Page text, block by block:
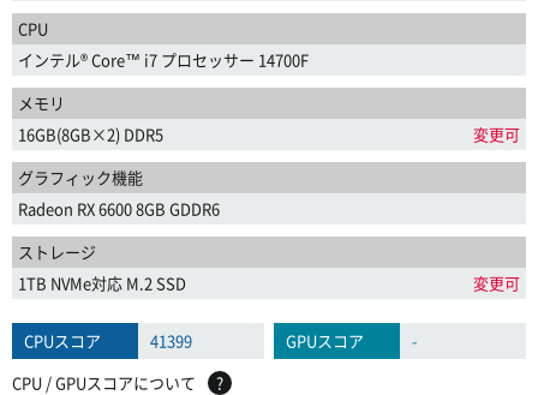
CPU
インテル® Core™ i7 プロセッサー 14700F
メモリ
16GB(8GB×2) DDR5
変更可
グラフィック機能
Radeon RX 6600 8GB GDDR6
ストレージ
1TB NVMe対応 M.2 SSD
変更可
CPUスコア 41399 GPUスコア
-
CPU / GPUスコアについて
?